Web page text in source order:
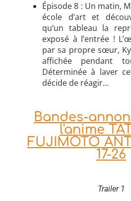
Épisode 8 : Un matin,
école d’art et
qu’un tableau la
exposé à l’entrée !
par sa propre sœur,
affichée pendant
Déterminée à laver
décide de réagir…
Bandes-
l'anime
FUJIMOTO
17-26
Trailer 1